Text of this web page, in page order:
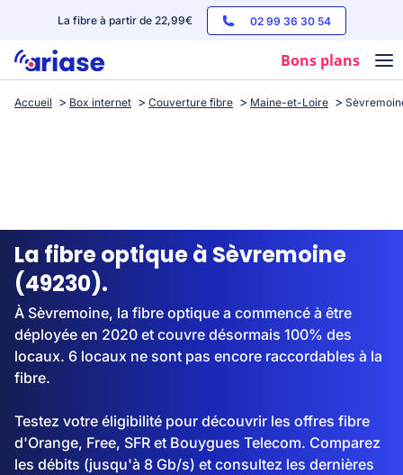
La fibre à partir de 22,99€ 02 99 36 30 54
Bons plans
Box internet
Streaming
Accueil Box internet Couverture fibre Maine-et-Loire
La fibre optique à Sèvremoine
(49230).
À Sèvremoine, la fibre optique a commencé à être
déployée en 2020 et couvre désormais 100% des
locaux. 6 locaux ne sont pas encore raccordables à la
fibre.
Testez votre éligibilité pour découvrir les offres fibre
d'Orange, Free, SFR et Bouygues Telecom. Comparez
les débits (jusqu'à 8 Gb/s) et consultez les dernières